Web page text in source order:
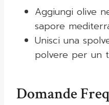
Aggiungi olive
sapore
Unisci una
polvere per un
Domande